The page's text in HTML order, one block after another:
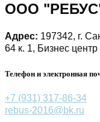
ООО
Адрес: 197342, г.
64 к. 1, Бизнес
Телефон и электронная
+7 (931) 317-86-34
rebus-2016@bk.ru